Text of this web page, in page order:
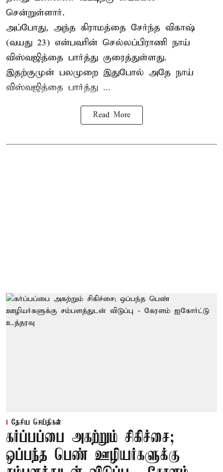
சென்றுள்ளார்.
அப்போது, அந்த கிராமத்தை சேர்ந்த விகாஷ்
(வயது 23) என்பவரின் செல்லப்பிராணி நாய்
விஸ்வஜித்தை பார்த்து குரைத்துள்ளது.
இதற்குமுன் பலமுறை இதுபோல் அதே நாய்
விஸ்வஜித்தை பார்த்து ...
Read More
தேசிய செய்திகள்
கர்ப்பப்பை அகற்றும் சிகிச்சை;
ஒப்பந்த பெண் ஊழியர்களுக்கு